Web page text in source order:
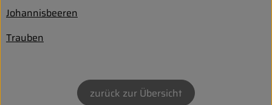
Biohof erleben
Biokorb so geht`s
Firmenkunden
Johannisbeeren
Trauben
zurück zur Übersicht